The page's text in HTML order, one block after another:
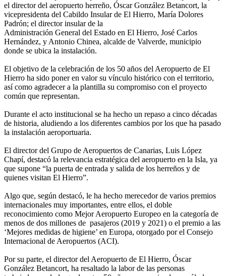
el director del aeropuerto herreño, Óscar González Betancort, la
vicepresidenta del Cabildo Insular de El Hierro, María Dolores
Padrón; el director insular de la
Administración General del Estado en El Hierro, José Carlos
Hernández, y Antonio Chinea, alcalde de Valverde, municipio
donde se ubica la instalación.
El objetivo de la celebración de los 50 años del Aeropuerto de El
Hierro ha sido poner en valor su vínculo histórico con el territorio,
así como agradecer a la plantilla su compromiso con el proyecto
común que representan.
Durante el acto institucional se ha hecho un repaso a cinco décadas
de historia, aludiendo a los diferentes cambios por los que ha pasado
la instalación aeroportuaria.
El director del Grupo de Aeropuertos de Canarias, Luis López
Chapí, destacó la relevancia estratégica del aeropuerto en la Isla, ya
que supone “la puerta de entrada y salida de los herreños y de
quienes visitan El Hierro”.
Algo que, según destacó, le ha hecho merecedor de varios premios
internacionales muy importantes, entre ellos, el doble
reconocimiento como Mejor Aeropuerto Europeo en la categoría de
menos de dos millones de pasajeros (2019 y 2021) o el premio a las
‘Mejores medidas de higiene’ en Europa, otorgado por el Consejo
Internacional de Aeropuertos (ACI).
Por su parte, el director del Aeropuerto de El Hierro, Óscar
González Betancort, ha resaltado la labor de las personas